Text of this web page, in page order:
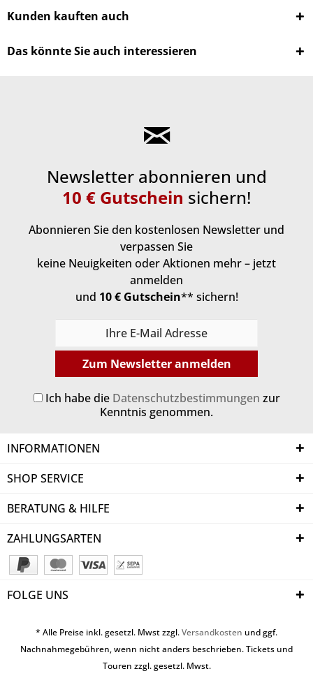
Kunden kauften auch
Das könnte Sie auch interessieren
Newsletter abonnieren und
10 € Gutschein sichern!
Abonnieren Sie den kostenlosen Newsletter und
verpassen Sie
keine Neuigkeiten oder Aktionen mehr – jetzt
anmelden
und 10 € Gutschein** sichern!
Zum Newsletter anmelden
Ich habe die Datenschutzbestimmungen zur
Kenntnis genommen.
INFORMATIONEN
SHOP SERVICE
BERATUNG & HILFE
ZAHLUNGSARTEN
FOLGE UNS
* Alle Preise inkl. gesetzl. Mwst zzgl.Versandkosten und ggf.
Nachnahmegebühren, wenn nicht anders beschrieben. Tickets und
Touren zzgl. gesetzl. Mwst.